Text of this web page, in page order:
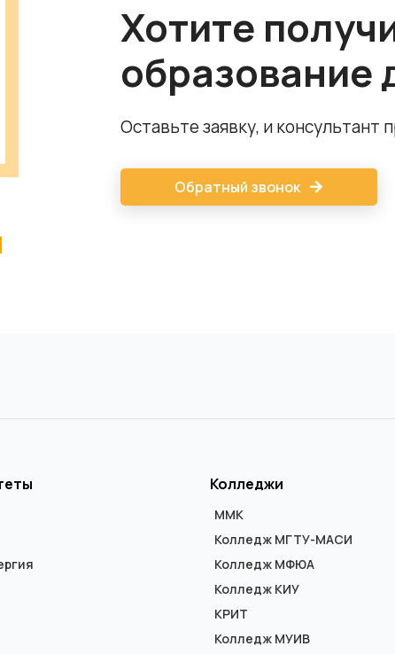
Хотите
образование
Оставьте заявку, и консультант
Обратный звонок
Колледжи
ММК
Колледж МГТУ-МАСИ
Колледж МФЮА
Колледж КИУ
КРИТ
Колледж МУИВ